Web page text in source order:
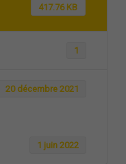
417.76 KB
1
20 décembre 2021
1 juin 2022